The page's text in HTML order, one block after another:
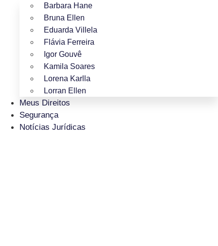
Barbara Hane
Bruna Ellen
Eduarda Villela
Flávia Ferreira
Igor Gouvê
Kamila Soares
Lorena Karlla
Lorran Ellen
Meus Direitos
Segurança
Notícias Jurídicas